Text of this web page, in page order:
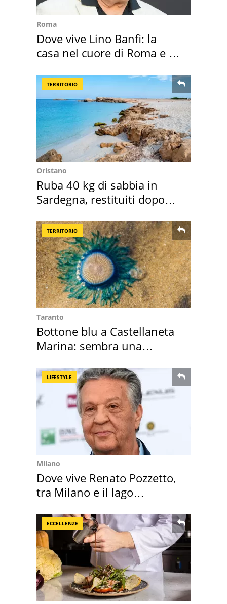
Roma
Dove vive Lino Banfi: la
casa nel cuore di Roma e i
TERRITORIO
Oristano
Ruba 40 kg di sabbia in
Sardegna, restituiti dopo
TERRITORIO
Taranto
Bottone blu a Castellaneta
Marina: sembra una
LIFESTYLE
Milano
Dove vive Renato Pozzetto,
tra Milano e il lago
ECCELLENZE